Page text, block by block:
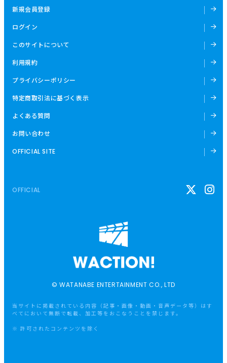
© WATANABE ENTERTAINMENT CO., LTD
新規会員登録
ログイン
このサイトについて
利用規約
プライバシーポリシー
特定商取引法に基づく表示
よくある質問
お問い合わせ
OFFICIAL SITE
OFFICIAL
当サイトに掲載されている内容（記事・画像・動画・音声データ等）はす
べてにおいて無断で転載、加工等をおこなうことを禁じます。
※ 許可されたコンテンツを除く